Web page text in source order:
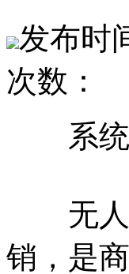
发布时
次数：
系统
无人
销，是